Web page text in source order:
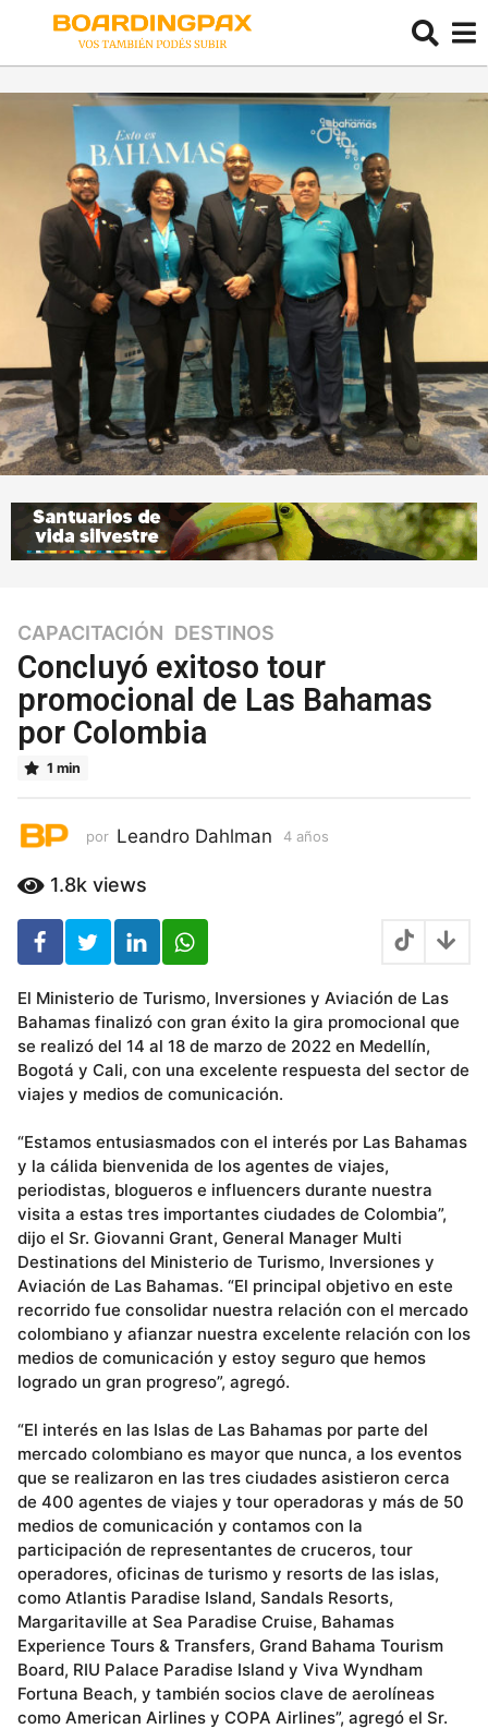
4
a
ñ
o
s
4
a
o
s
CAPACITACIÓN ,DESTINOS
Concluyó exitoso tour
promocional de Las Bahamas
por Colombia
1 min
por Leandro Dahlman 4 años
1.8k views
El Ministerio de Turismo, Inversiones y Aviación de Las
Bahamas finalizó con gran éxito la gira promocional que
se realizó del 14 al 18 de marzo de 2022 en Medellín,
Bogotá y Cali, con una excelente respuesta del sector de
viajes y medios de comunicación.
“Estamos entusiasmados con el interés por Las Bahamas
y la cálida bienvenida de los agentes de viajes,
periodistas, blogueros e influencers durante nuestra
visita a estas tres importantes ciudades de Colombia”,
dijo el Sr. Giovanni Grant, General Manager Multi
Destinations del Ministerio de Turismo, Inversiones y
Aviación de Las Bahamas. “El principal objetivo en este
recorrido fue consolidar nuestra relación con el mercado
colombiano y afianzar nuestra excelente relación con los
medios de comunicación y estoy seguro que hemos
logrado un gran progreso”, agregó.
“El interés en las Islas de Las Bahamas por parte del
mercado colombiano es mayor que nunca, a los eventos
que se realizaron en las tres ciudades asistieron cerca
de 400 agentes de viajes y tour operadoras y más de 50
medios de comunicación y contamos con la
participación de representantes de cruceros, tour
operadores, oficinas de turismo y resorts de las islas,
como Atlantis Paradise Island, Sandals Resorts,
Margaritaville at Sea Paradise Cruise, Bahamas
Experience Tours & Transfers, Grand Bahama Tourism
Board, RIU Palace Paradise Island y Viva Wyndham
Fortuna Beach, y también socios clave de aerolíneas
como American Airlines y COPA Airlines”, agregó el Sr.